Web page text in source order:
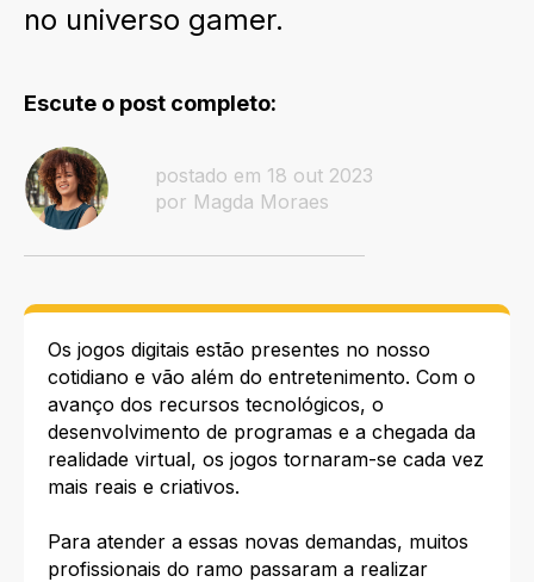
no universo gamer.
Escute o post completo:
postado em 18 out 2023
por Magda Moraes
Os jogos digitais estão presentes no nosso
cotidiano e vão além do entretenimento. Com o
avanço dos recursos tecnológicos, o
desenvolvimento de programas e a chegada da
realidade virtual, os jogos tornaram-se cada vez
mais reais e criativos.
Para atender a essas novas demandas, muitos
profissionais do ramo passaram a realizar